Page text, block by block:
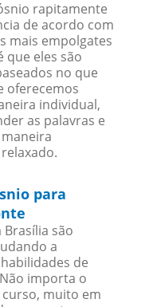
rapitamente
de acordo com
mais empolgates
que eles são
no que
oferecemos
individual,
as palavras e
para
são
a
de
importa o
muito em